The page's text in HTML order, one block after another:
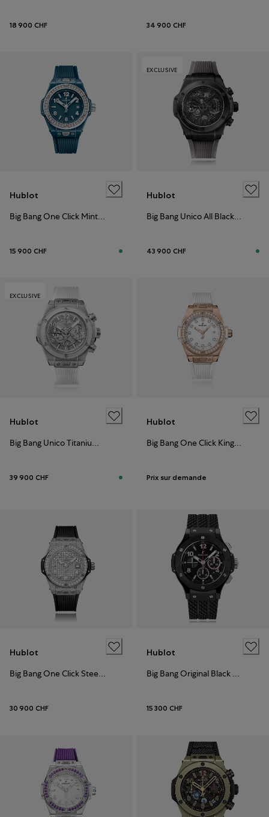
18 900 CHF 34 900 CHF
Hublot
Big Bang One Click Mint Green
15 900 CHF
EXCLUSIVE
Hublot
Big Bang Unico All Black - Bucherer Exclusive
43 900 CHF
EXCLUSIVE
Hublot
39 900 CHF
Hublot
Prix sur demande
Hublot
Big Bang One Click Steel Full Pavé
30 900 CHF
Hublot
Big Bang Original Black Magic
15 300 CHF